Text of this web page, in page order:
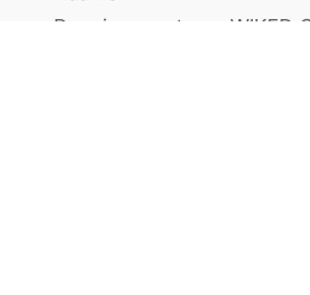
Drzwi zewnętrzne WIKĘD